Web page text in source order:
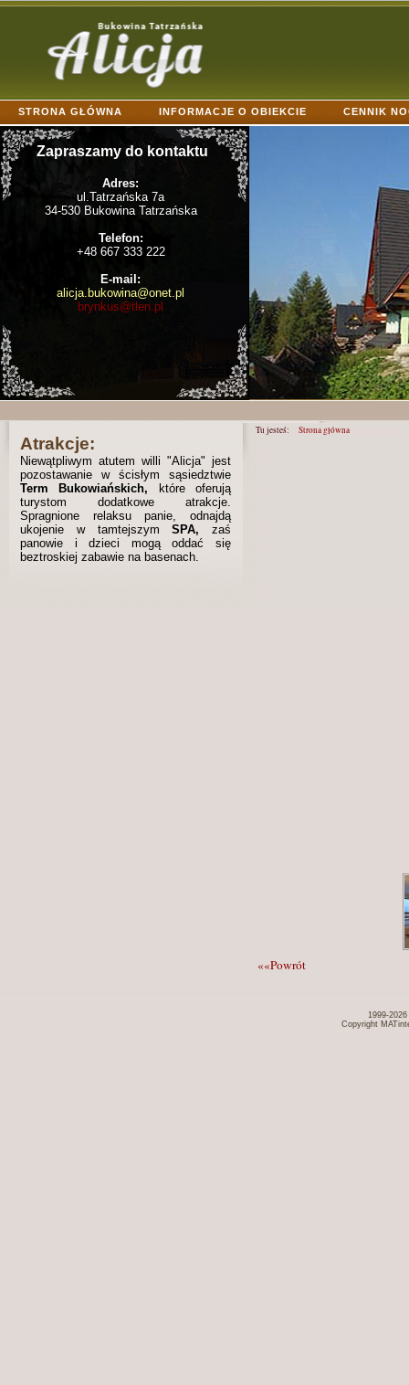
STRONA GŁÓWNA INFORMACJE O OBIEKCIE
CENNIK
KONTAKT
Zapraszamy do kontaktu
Adres:
ul.Tatrzańska 7a
34-530 Bukowina Tatrzańska
Telefon:
+48 667 333 222
E-mail:
alicja.bukowina@onet.pl
brynkus@tlen.pl
Atrakcje:
Niewątpliwym atutem willi "Alicja" jest
pozostawanie w ścisłym sąsiedztwie
Term Bukowiańskich, które oferują
turystom dodatkowe atrakcje.
Spragnione relaksu panie, odnajdą
ukojenie w tamtejszymSPA, zaś
panowie i dzieci mogą oddać się
beztroskiej zabawie na basenach.
Tu jesteś: Strona główna
««Powrót
1999-
Copyright